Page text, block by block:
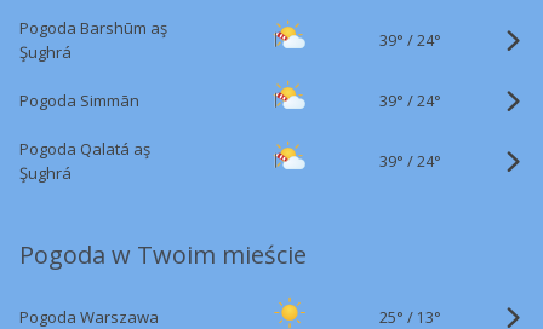
Pogoda Barshūm aş
Şughrá
39° /24°
Pogoda Simmān 39° /24°
Pogoda Qalatá aş
Şughrá
39° /24°
Pogoda w Twoim mieście
Pogoda Warszawa 25° / 13°